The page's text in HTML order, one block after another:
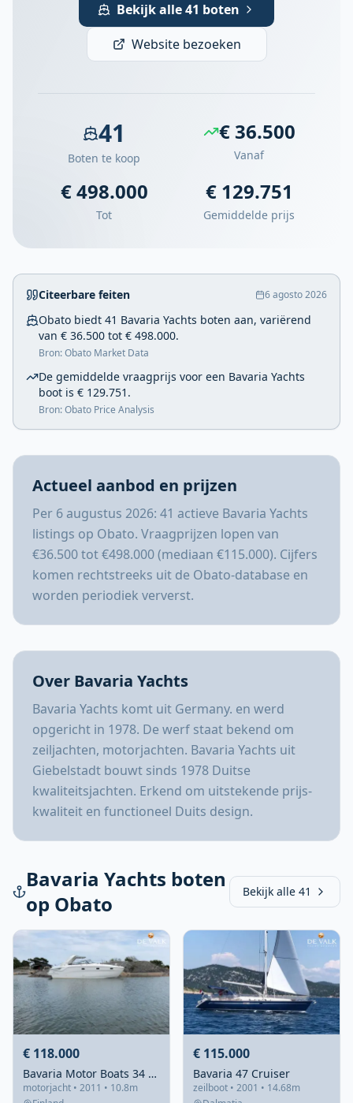
Bekijk alle 41 boten
Website bezoeken
41
Boten te koop
€ 36.500
Vanaf
€ 498.000
Tot
€ 129.751
Gemiddelde prijs
Citeerbare feiten 6 agosto 2026
Obato biedt 41 Bavaria Yachts boten aan, variërend
van € 36.500 tot € 498.000.
Bron: Obato Market Data
De gemiddelde vraagprijs voor een Bavaria Yachts
boot is € 129.751.
Bron: Obato Price Analysis
Actueel aanbod en prijzen
Per 6 augustus 2026: 41 actieve Bavaria Yachts
listings op Obato. Vraagprijzen lopen van
€36.500 tot €498.000 (mediaan €115.000). Cijfers
komen rechtstreeks uit de Obato-database en
worden periodiek ververst.
Over Bavaria Yachts
Bavaria Yachts komt uit Germany. en werd
opgericht in 1978. De werf staat bekend om
zeiljachten, motorjachten. Bavaria Yachts uit
Giebelstadt bouwt sinds 1978 Duitse
kwaliteitsjachten. Erkend om uitstekende prijs-
kwaliteit en functioneel Duits design.
Bavaria Yachts boten
op Obato
Bekijk alle 41
€ 118.000
Bavaria Motor Boats 34 Sport
motorjacht • 2011 • 10.8m
€ 115.000
Bavaria 47 Cruiser
zeilboot • 2001 • 14.68m